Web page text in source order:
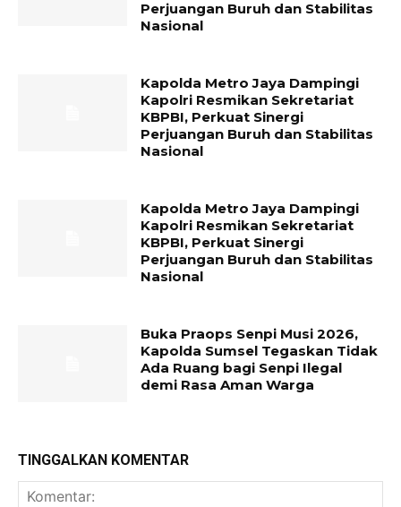
Perjuangan Buruh dan Stabilitas
Nasional
Kapolda Metro Jaya Dampingi
Kapolri Resmikan Sekretariat
KBPBI, Perkuat Sinergi
Perjuangan Buruh dan Stabilitas
Nasional
Kapolda Metro Jaya Dampingi
Kapolri Resmikan Sekretariat
KBPBI, Perkuat Sinergi
Perjuangan Buruh dan Stabilitas
Nasional
Buka Praops Senpi Musi 2026,
Kapolda Sumsel Tegaskan Tidak
Ada Ruang bagi Senpi Ilegal
demi Rasa Aman Warga
TINGGALKAN KOMENTAR